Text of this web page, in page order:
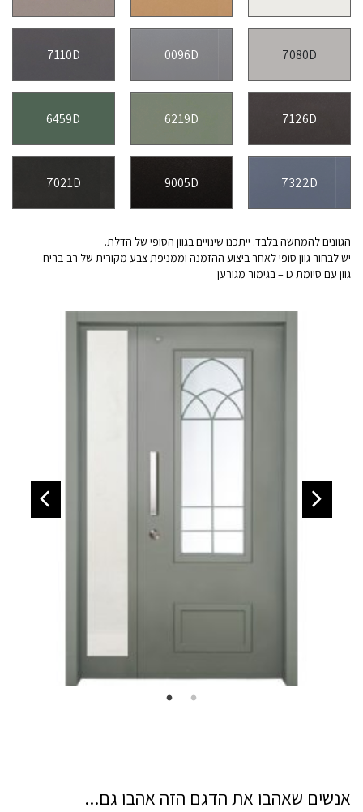
7080D
0096D
7110D
7126D
6219D
6459D
7322D
9005D
7021D
הגוונים להמחשה בלבד. ייתכנו שינויים בגוון הסופי של הדלת.
יש לבחור גוון סופי לאחר ביצוע ההזמנה וממניפת צבע מקורית של רב-בריח
גוון עם סיומת D – בגימור מגורען
אנשים שאהבו את הדגם הזה אהבו גם...